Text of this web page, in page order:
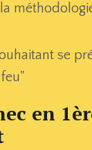
se
en